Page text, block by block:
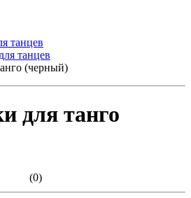
танцев
танцев
(черный)
для танго
(0)